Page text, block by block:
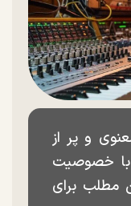
و پر از
با خصوصیت
مطلب برای